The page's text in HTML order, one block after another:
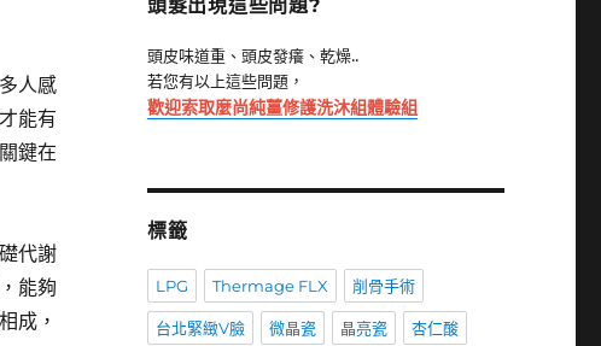
人感
能有
鍵在
代謝
能夠
成，
頭髮出現這些問題?
頭皮味道重、頭皮發癢、乾燥..
若您有以上這些問題，
歡迎索取麼尚純薑修護洗沐組體驗組
標籤
LPG Thermage FLX 削骨手術
台北緊緻V臉 微晶瓷 晶亮瓷 杏仁酸